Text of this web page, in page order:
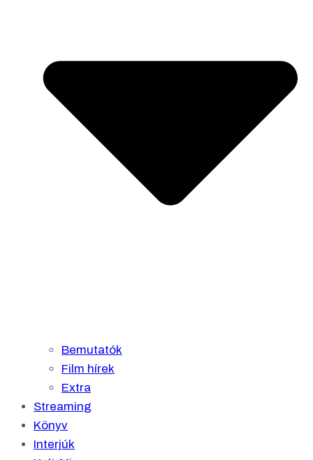
Bemutatók
Film hírek
Extra
Streaming
Könyv
Interjúk